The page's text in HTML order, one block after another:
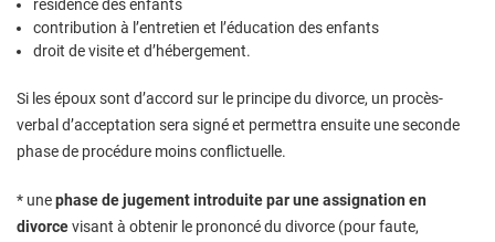
résidence des enfants
contribution à l’entretien et l’éducation des enfants
droit de visite et d’hébergement.
Si les époux sont d’accord sur le principe du divorce, un procès-
verbal d’acceptation sera signé et permettra ensuite une seconde
phase de procédure moins conflictuelle.
* unephase de jugement introduite par une assignation en
divorcevisant à obtenir le prononcé du divorce (pour faute,